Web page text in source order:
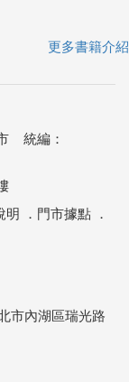
更多書籍介紹
統編：
明 ． 門市據點 ．
市內湖區瑞光路